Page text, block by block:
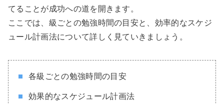
てることが成功への道を開きます。
ここでは、級ごとの勉強時間の目安と、効率的なスケジ
ュール計画法について詳しく見ていきましょう。
各級ごとの勉強時間の目安
効果的なスケジュール計画法